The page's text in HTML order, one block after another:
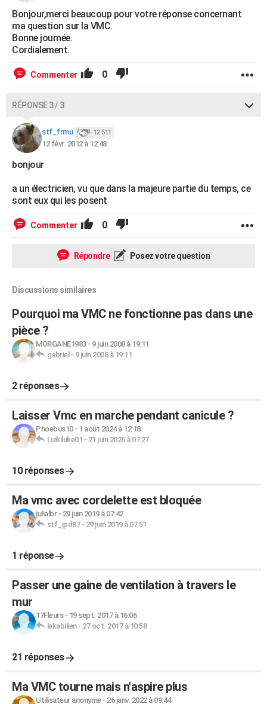
Bonjour,merci beaucoup pour votre réponse concernant
ma question sur la VMC.
Bonne journée.
Cordialement.
Commenter 0
RÉPONSE 3 / 3
stf_frmu 12 511
12 févr. 2012 à 12:48
bonjour
a un électricien, vu que dans la majeure partie du temps, ce
sont eux qui les posent
Commenter 0
Répondre Posez votre question
Discussions similaires
Pourquoi ma VMC ne fonctionne pas dans une
pièce ?
MORGANE1983- 9 juin 2008 à 19:11
gabriel - 9 juin 2008 à 19:11
2 réponses
Laisser Vmc en marche pendant canicule ?
Phoebus10- 1 août 2024 à 12:18
Luikiluke01 - 21 juin 2026 à 07:27
10 réponses
Ma vmc avec cordelette est bloquée
julialbr- 29 juin 2019 à 07:42
stf_jpd87- 29 juin 2019 à 07:51
1 réponse
Passer une gaine de ventilation à travers le
mur
17Fleurs- 19 sept. 2017 à 16:06
lekabilien- 27 oct. 2017 à 10:58
21 réponses
Ma VMC tourne mais n'aspire plus
Utilisateur anonyme- 26 janv. 2022 à 09:44